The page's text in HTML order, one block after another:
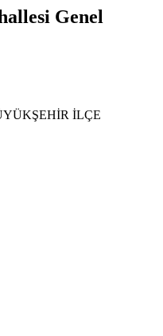
Genel
İLÇE